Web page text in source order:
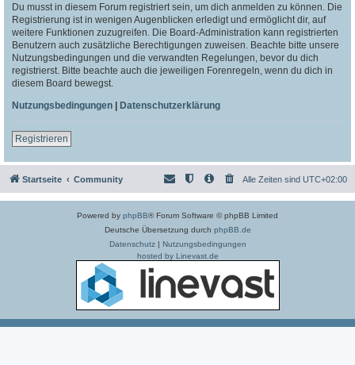
Du musst in diesem Forum registriert sein, um dich anmelden zu können. Die
Registrierung ist in wenigen Augenblicken erledigt und ermöglicht dir, auf
weitere Funktionen zuzugreifen. Die Board-Administration kann registrierten
Benutzern auch zusätzliche Berechtigungen zuweisen. Beachte bitte unsere
Nutzungsbedingungen und die verwandten Regelungen, bevor du dich
registrierst. Bitte beachte auch die jeweiligen Forenregeln, wenn du dich in
diesem Board bewegst.
Nutzungsbedingungen | Datenschutzerklärung
Registrieren
Startseite Community Alle Zeiten sind UTC+02:00
Powered by phpBB® Forum Software © phpBB Limited
Deutsche Übersetzung durch phpBB.de
Datenschutz| Nutzungsbedingungen
hosted by Linevast.de